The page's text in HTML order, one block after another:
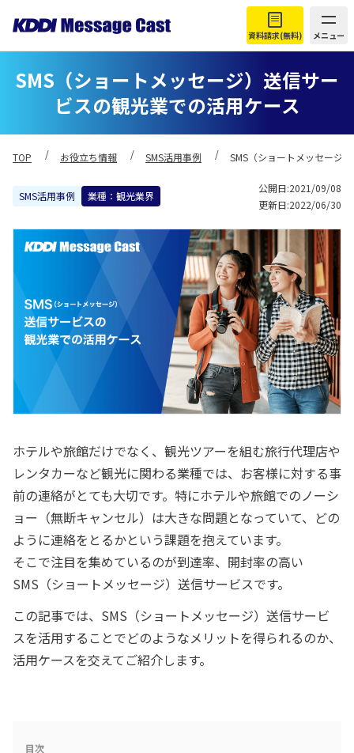
資料請求(無料) メニュー
SMS（ショートメッセージ）送信サー
ビスの観光業での活用ケース
TOP お役立ち情報 SMS活用事例 SMS（ショートメッセージ
SMS活用事例 業種：観光業界
公開日:2021/09/08
更新日:2022/06/30
ホテルや旅館だけでなく、観光ツアーを組む旅行代理店や
レンタカーなど観光に関わる業種では、お客様に対する事
前の連絡がとても大切です。特にホテルや旅館でのノーシ
ョー（無断キャンセル）は大きな問題となっていて、どの
ように連絡をとるかという課題を抱えています。
そこで注目を集めているのが到達率、開封率の高い
SMS（ショートメッセージ）送信サービスです。
この記事では、SMS（ショートメッセージ）送信サービ
スを活用することでどのようなメリットを得られるのか、
活用ケースを交えてご紹介します。
目次